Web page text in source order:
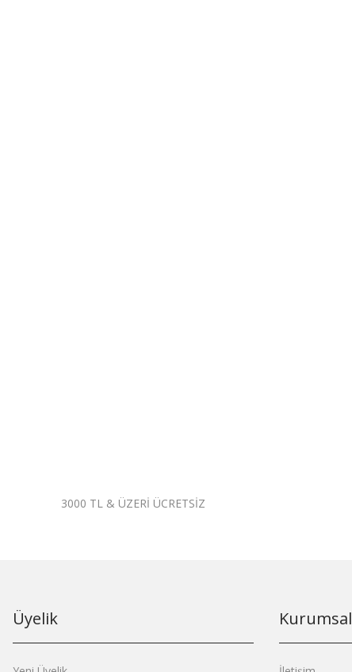
3000 TL & ÜZERİ ÜCRETSİZ
Üyelik Kurumsal